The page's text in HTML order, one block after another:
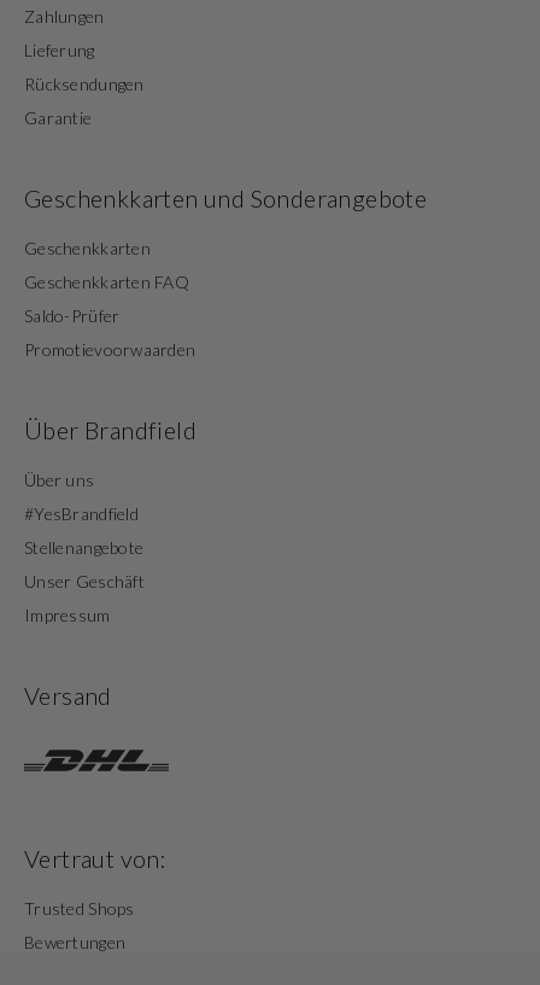
Zahlungen
Lieferung
Rücksendungen
Garantie
Geschenkkarten und Sonderangebote
Geschenkkarten
Geschenkkarten FAQ
Saldo-Prüfer
Promotievoorwaarden
Über Brandfield
Über uns
#YesBrandfield
Stellenangebote
Unser Geschäft
Impressum
Versand
Vertraut von:
Trusted Shops
Bewertungen